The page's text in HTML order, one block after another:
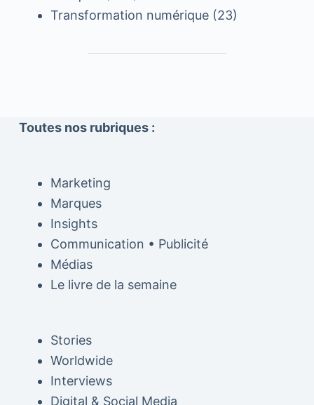
Transformation numérique(23)
Toutes nos rubriques :
Marketing
Marques
Insights
Communication • Publicité
Médias
Le livre de la semaine
Stories
Worldwide
Interviews
Digital & Social Media